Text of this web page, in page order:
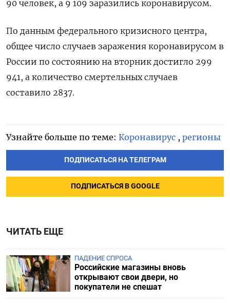
90 человек, а 9 109 заразились коронавирусом.
По данным федерального кризисного центра,
общее число случаев заражения коронавирусом в
России по состоянию на вторник достигло 299
941, а количество смертельных случаев
составило 2837.
Узнайте больше по теме: Коронавирус , регионы
ПОДПИСАТЬСЯ НА ТЕЛЕГРАМ
ПОДПИСАТЬСЯ В GOOGLE
ЧИТАТЬ ЕЩЕ
ПАДЕНИЕ СПРОСА
Российские магазины вновь
открывают свои двери, но
покупатели не спешат